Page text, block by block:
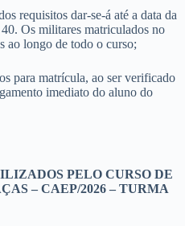
requisitos dar-se-á até a data da
Os militares matriculados no
ao longo de todo o curso;
para matrícula, ao ser verificado
imediato do aluno do
PELO CURSO DE
– CAEP/2026 – TURMA